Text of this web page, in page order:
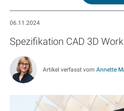
06.11.2024
Spezifikation CAD 3D
Artikel verfasst vom Annette